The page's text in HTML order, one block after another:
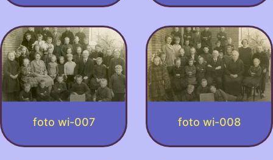
foto wi-007 foto wi-008